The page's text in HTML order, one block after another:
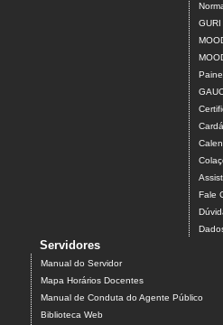
GURI
Fale
Servidores
Manual do Servidor
Mapa Horários Docentes
Manual de Conduta do Agente Público
Biblioteca Web